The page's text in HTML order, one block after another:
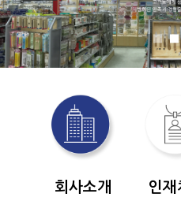
회사소개 인재